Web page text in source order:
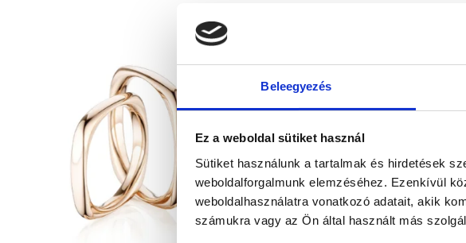
Beleegyezés
Ez a weboldal sütiket használ
Sütiket használunk a tartalmak és hirdetések
weboldalforgalmunk elemzéséhez. Ezenkívül
weboldalhasználatra vonatkozó adatait, akik
számukra vagy az Ön által használt más